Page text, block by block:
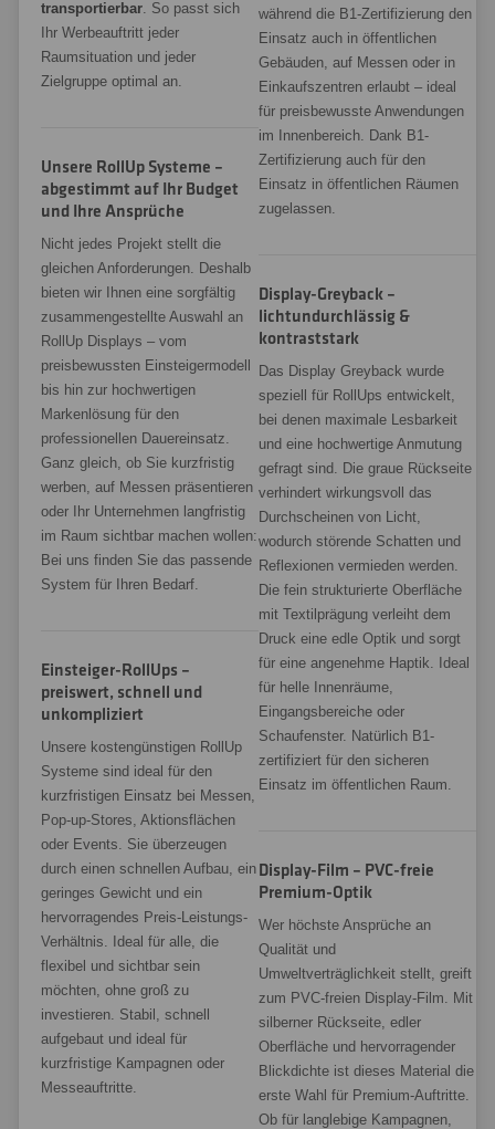
transportierbar. So passt sich
Ihr Werbeauftritt jeder
Raumsituation und jeder
Zielgruppe optimal an.
Unsere RollUp Systeme –
abgestimmt auf Ihr Budget
und Ihre Ansprüche
Nicht jedes Projekt stellt die
gleichen Anforderungen. Deshalb
bieten wir Ihnen eine sorgfältig
zusammengestellte Auswahl an
RollUp Displays – vom
preisbewussten Einsteigermodell
bis hin zur hochwertigen
Markenlösung für den
professionellen Dauereinsatz.
Ganz gleich, ob Sie kurzfristig
werben, auf Messen präsentieren
oder Ihr Unternehmen langfristig
im Raum sichtbar machen wollen:
Bei uns finden Sie das passende
System für Ihren Bedarf.
Einsteiger-RollUps –
preiswert, schnell und
unkompliziert
Unsere kostengünstigen RollUp
Systeme sind ideal für den
kurzfristigen Einsatz bei Messen,
Pop-up-Stores, Aktionsflächen
oder Events. Sie überzeugen
durch einen schnellen Aufbau, ein
geringes Gewicht und ein
hervorragendes Preis-Leistungs-
Verhältnis. Ideal für alle, die
flexibel und sichtbar sein
möchten, ohne groß zu
investieren. Stabil, schnell
aufgebaut und ideal für
kurzfristige Kampagnen oder
Messeauftritte.
während die B1-Zertifizierung den
Einsatz auch in öffentlichen
Gebäuden, auf Messen oder in
Einkaufszentren erlaubt – ideal
für preisbewusste Anwendungen
im Innenbereich. Dank B1-
Zertifizierung auch für den
Einsatz in öffentlichen Räumen
zugelassen.
Display-Greyback –
lichtundurchlässig &
kontraststark
Das Display Greyback wurde
speziell für RollUps entwickelt,
bei denen maximale Lesbarkeit
und eine hochwertige Anmutung
gefragt sind. Die graue Rückseite
verhindert wirkungsvoll das
Durchscheinen von Licht,
wodurch störende Schatten und
Reflexionen vermieden werden.
Die fein strukturierte Oberfläche
mit Textilprägung verleiht dem
Druck eine edle Optik und sorgt
für eine angenehme Haptik. Ideal
für helle Innenräume,
Eingangsbereiche oder
Schaufenster. Natürlich B1-
zertifiziert für den sicheren
Einsatz im öffentlichen Raum.
Display-Film – PVC-freie
Premium-Optik
Wer höchste Ansprüche an
Qualität und
Umweltverträglichkeit stellt, greift
zum PVC-freien Display-Film. Mit
silberner Rückseite, edler
Oberfläche und hervorragender
Blickdichte ist dieses Material die
erste Wahl für Premium-Auftritte.
Ob für langlebige Kampagnen,